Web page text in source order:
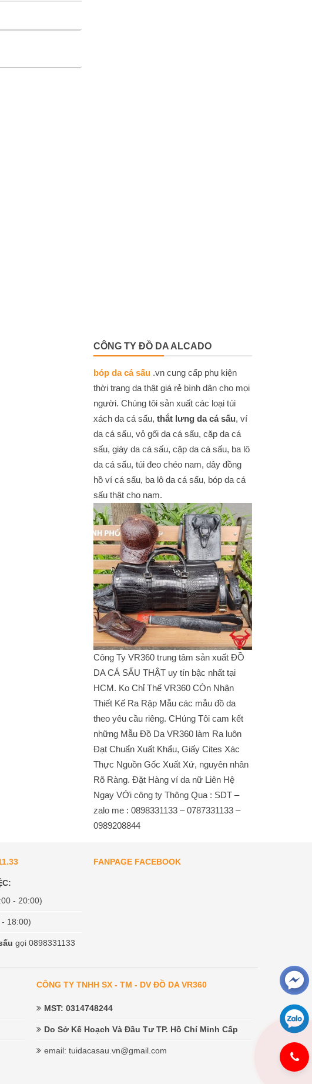
CÔNG TY ĐỒ DA ALCADO
bóp da cá sấu .vn cung cấp phụ kiện
thời trang da thật giá rẻ bình dân cho mọi
người. Chúng tôi sản xuất các loại túi
xách da cá sấu, thắt lưng da cá sấu, ví
da cá sấu, vỏ gối da cá sấu, cặp da cá
sấu, giày da cá sấu, cặp da cá sấu, ba lô
da cá sấu, túi đeo chéo nam, dây đồng
hồ ví cá sấu, ba lô da cá sấu, bóp da cá
sấu thật cho nam.
Công Ty VR360 trung tâm sản xuất ĐỒ
DA CÁ SẤU THẬT uy tín bậc nhất tại
HCM. Ko Chỉ Thế VR360 CÒn Nhận
Thiết Kế Ra Rập Mẫu các mẫu đồ da
theo yêu cầu riêng. CHúng Tôi cam kết
những Mẫu Đồ Da VR360 làm Ra luôn
Đạt Chuẩn Xuất Khẩu, Giấy Cites Xác
Thực Nguồn Gốc Xuất Xứ, nguyên nhân
Rõ Ràng. Đặt Hàng ví da nữ Liên Hệ
Ngay VỚi công ty Thông Qua : SDT –
zalo me : 0898331133 – 0787331133 –
0989208844
- 20:00)
18:00)
gọi 0898331133
FANPAGE FACEBOOK
CÔNG TY TNHH SX - TM - DV ĐỒ DA VR360
MST: 0314748244
Do Sở Kế Hoạch Và Đầu Tư TP. Hồ Chí Minh Cấp
email: tuidacasau.vn@gmail.com